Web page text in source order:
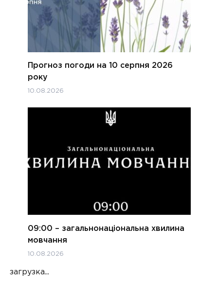
Прогноз погоди на 10 серпня 2026
року
10.08.2026
09:00 – загальнонаціональна хвилина
мовчання
10.08.2026
загрузка...